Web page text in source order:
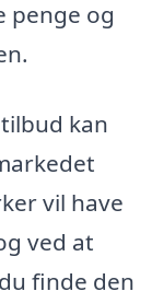
penge og
kan
vil have
ved at
finde den